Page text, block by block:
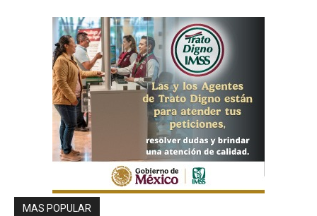
MAS POPULAR